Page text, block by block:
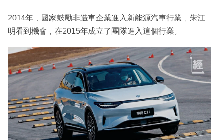
2014年，國家鼓勵非造車企業進入新能源汽車行業，朱江
明看到機會，在2015年成立了團隊進入這個行業。